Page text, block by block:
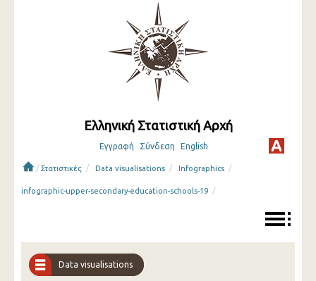
Ελληνική Στατιστική Αρχή
Εγγραφή Σύνδεση English
/ Στατιστικές / Data visualisations / Infographics /
infographic-upper-secondary-education-schools-19 /
Data visualisations